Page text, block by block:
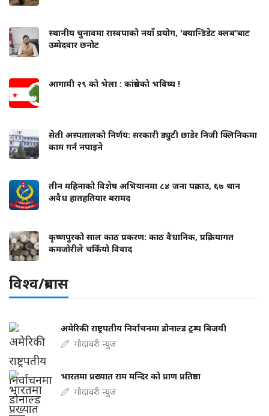
स्थानीय चुनावमा रास्वपाको नयाँ प्रयोग, 'क्यान्डिडेट क्लब'बाट
उम्मेदवार छनोट
आगामी २९ को भेला : कांग्रेसको भविष्य !
सेती अस्पतालको निर्णय: सरकारी ड्युटी छाडेर निजी क्लिनिकमा
काम गर्न नपाइने
तीन महिनाको विशेष अभियानमा ८४ जना पक्राउ, ६७ थान
अवैध हातहतियार बरामद
कृष्णपुरको साल काठ प्रकरण: काठ वैधानिक, प्रक्रियागत
कमजोरीले चर्कियो विवाद
विश्व/प्रबास
अमेरिकी राष्ट्रपतीय निर्वाचनमा डोनाल्ड ट्रम्प बिजयी
गोदावरी न्युज
भारतमा प्रख्यात राम मन्दिर को प्राण प्रतिष्ठा
गोदावरी न्युज